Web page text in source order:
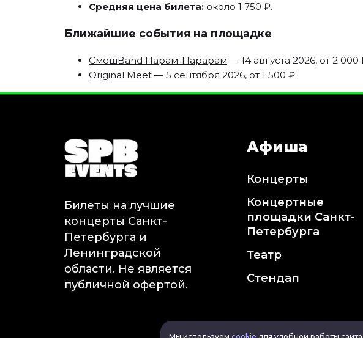
Средняя цена билета: около 1 750 ₽.
Ближайшие события на площадке
СмешBand Парам-Парарам — 14 августа 2026, от 2 000
Original Meet — 5 сентября 2026, от 1 500 ₽.
Билеты на лучшие
концерты Санкт-
Петербурга и
Ленинградской
области. Не является
публичной офертой.
Афиша
Концерты
Концертные
площадки Санкт-
Петербурга
Театр
Стендап
Мы используем cookie для удобной работы